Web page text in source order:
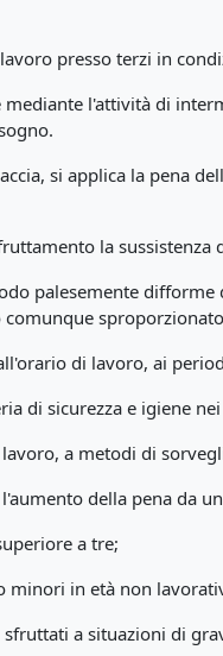
presso terzi in
l'attività di
si applica la pena
la sussistenza
palesemente
di lavoro, ai
di sicurezza e igiene
a metodi di
della pena da
a tre;
minori in età non
a situazioni di